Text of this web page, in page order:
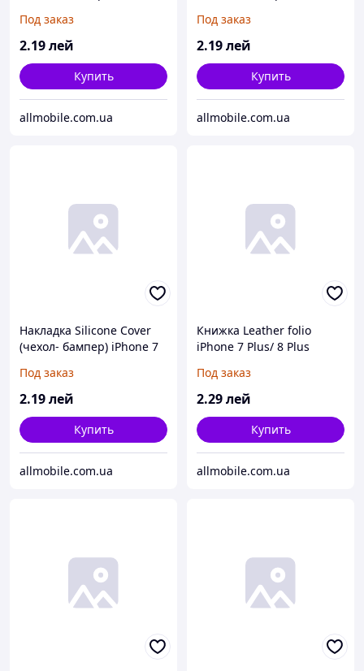
Под заказ
2.19лей
Купить
allmobile.com.ua
Под заказ
2.19лей
Купить
allmobile.com.ua
Накладка Silicone Cover
(чехол- бампер) iPhone 7
Под заказ
2.19лей
Купить
allmobile.com.ua
Книжка Leather folio
iPhone 7 Plus/ 8 Plus
Под заказ
2.29лей
Купить
allmobile.com.ua